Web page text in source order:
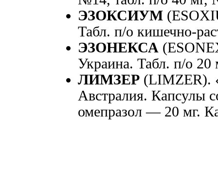
ЭЗОКСИУМ
Табл. п/о кишечно-
ЭЗОНЕКСА
Украина. Табл. п/о
ЛИМЗЕР (LIMZER).
Австралия. Капсулы
омепразол — 20 мг.